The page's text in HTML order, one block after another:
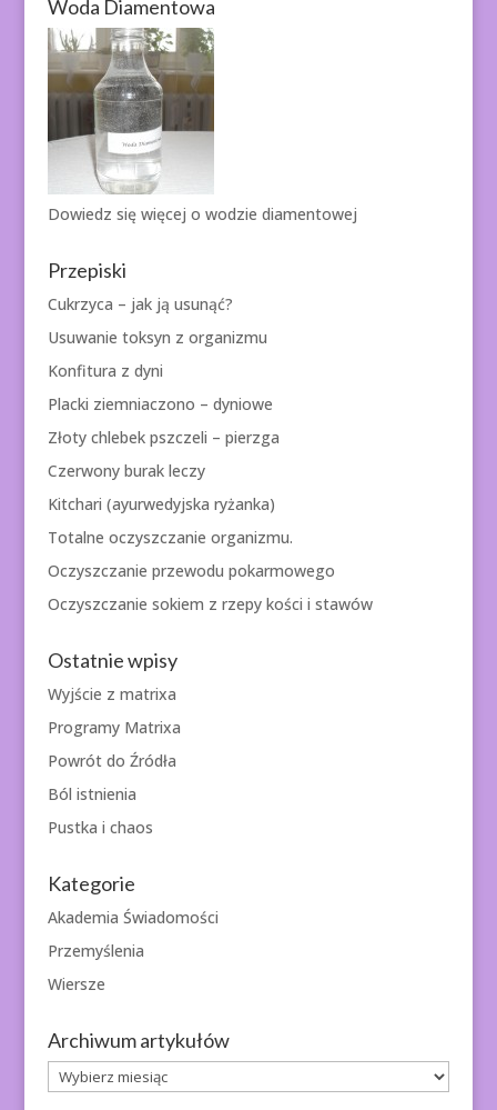
Woda Diamentowa
Dowiedz się więcej o wodzie diamentowej
Przepiski
Cukrzyca – jak ją usunąć?
Usuwanie toksyn z organizmu
Konfitura z dyni
Placki ziemniaczono – dyniowe
Złoty chlebek pszczeli – pierzga
Czerwony burak leczy
Kitchari (ayurwedyjska ryżanka)
Totalne oczyszczanie organizmu.
Oczyszczanie przewodu pokarmowego
Oczyszczanie sokiem z rzepy kości i stawów
Ostatnie wpisy
Wyjście z matrixa
Programy Matrixa
Powrót do Źródła
Ból istnienia
Pustka i chaos
Kategorie
Akademia Świadomości
Przemyślenia
Wiersze
Archiwum artykułów
Archiwum
artykułów